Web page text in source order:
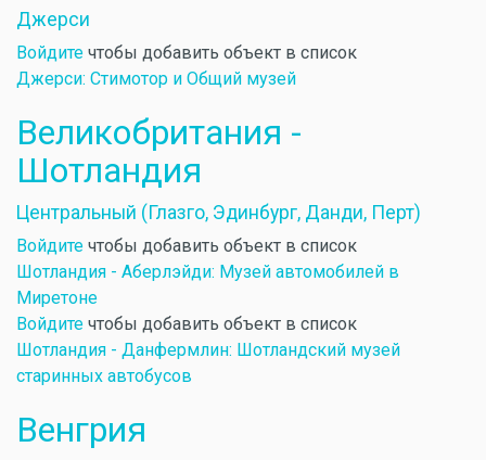
Джерси
Войдите чтобы добавить объект в список
Джерси: Стимотор и Общий музей
Великобритания -
Шотландия
Центральный (Глазго, Эдинбург, Данди, Перт)
Войдите чтобы добавить объект в список
Шотландия - Аберлэйди: Музей автомобилей в
Миретоне
Войдите чтобы добавить объект в список
Шотландия - Данфермлин: Шотландский музей
старинных автобусов
Венгрия